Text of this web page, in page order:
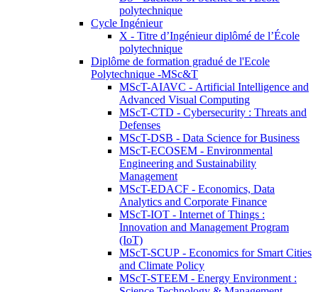
polytechnique
Cycle Ingénieur
X - Titre d’Ingénieur diplômé de l’École
polytechnique
Diplôme de formation gradué de l'Ecole
Polytechnique -MSc&T
MScT-AIAVC - Artificial Intelligence and
Advanced Visual Computing
MScT-CTD - Cybersecurity : Threats and
Defenses
MScT-DSB - Data Science for Business
MScT-ECOSEM - Environmental
Engineering and Sustainability
Management
MScT-EDACF - Economics, Data
Analytics and Corporate Finance
MScT-IOT - Internet of Things :
Innovation and Management Program
(IoT)
MScT-SCUP - Economics for Smart Cities
and Climate Policy
MScT-STEEM - Energy Environment :